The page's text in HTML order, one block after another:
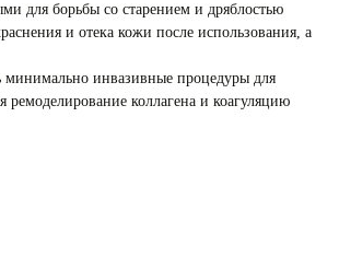
для борьбы со старением и дряблостью
и отека кожи после использования, а
минимально инвазивные процедуры для
ремоделирование коллагена и коагуляцию